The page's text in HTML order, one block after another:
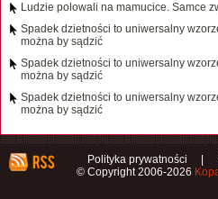
Ludzie polowali na mamucice. Samce
Spadek dzietności to uniwersalny
można by sądzić
Spadek dzietności to uniwersalny
można by sądzić
Spadek dzietności to uniwersalny
można by sądzić
Polityka prywatności
© Copyright 2006-2026